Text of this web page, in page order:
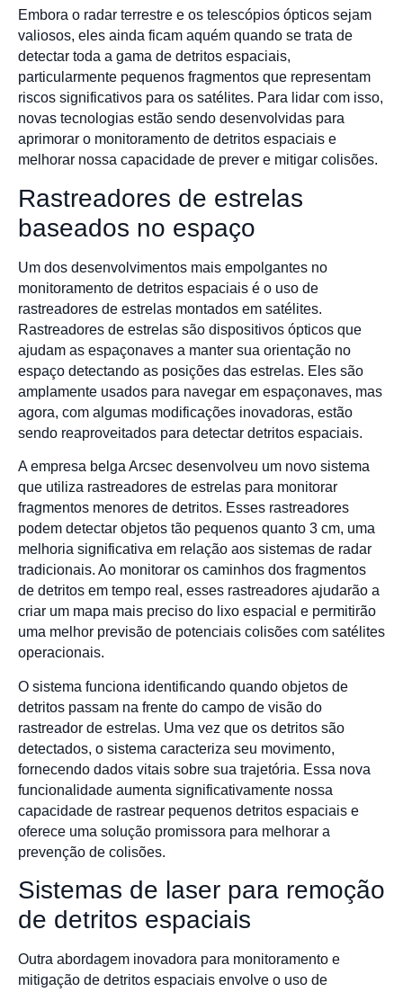
Embora o radar terrestre e os telescópios ópticos sejam
valiosos, eles ainda ficam aquém quando se trata de
detectar toda a gama de detritos espaciais,
particularmente pequenos fragmentos que representam
riscos significativos para os satélites. Para lidar com isso,
novas tecnologias estão sendo desenvolvidas para
aprimorar o monitoramento de detritos espaciais e
melhorar nossa capacidade de prever e mitigar colisões.
Rastreadores de estrelas
baseados no espaço
Um dos desenvolvimentos mais empolgantes no
monitoramento de detritos espaciais é o uso de
rastreadores de estrelas montados em satélites.
Rastreadores de estrelas são dispositivos ópticos que
ajudam as espaçonaves a manter sua orientação no
espaço detectando as posições das estrelas. Eles são
amplamente usados para navegar em espaçonaves, mas
agora, com algumas modificações inovadoras, estão
sendo reaproveitados para detectar detritos espaciais.
A empresa belga Arcsec desenvolveu um novo sistema
que utiliza rastreadores de estrelas para monitorar
fragmentos menores de detritos. Esses rastreadores
podem detectar objetos tão pequenos quanto 3 cm, uma
melhoria significativa em relação aos sistemas de radar
tradicionais. Ao monitorar os caminhos dos fragmentos
de detritos em tempo real, esses rastreadores ajudarão a
criar um mapa mais preciso do lixo espacial e permitirão
uma melhor previsão de potenciais colisões com satélites
operacionais.
O sistema funciona identificando quando objetos de
detritos passam na frente do campo de visão do
rastreador de estrelas. Uma vez que os detritos são
detectados, o sistema caracteriza seu movimento,
fornecendo dados vitais sobre sua trajetória. Essa nova
funcionalidade aumenta significativamente nossa
capacidade de rastrear pequenos detritos espaciais e
oferece uma solução promissora para melhorar a
prevenção de colisões.
Sistemas de laser para remoção
de detritos espaciais
Outra abordagem inovadora para monitoramento e
mitigação de detritos espaciais envolve o uso de